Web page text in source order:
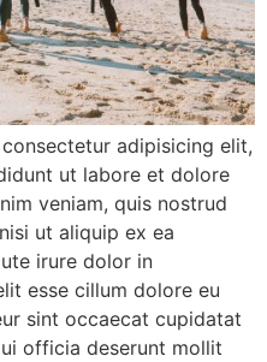
adipisicing elit,
ut labore et dolore
veniam, quis nostrud
ut aliquip ex ea
irure dolor in
esse cillum dolore eu
sint occaecat cupidatat
officia deserunt mollit